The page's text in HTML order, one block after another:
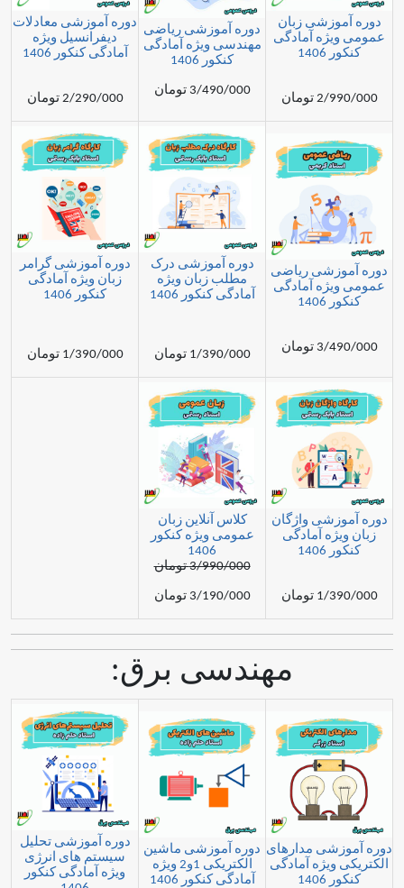
زبان
آمادگی
دوره آموزشی ریاضی
مهندسی ویژه آمادگی
کنکور 1406
3/490/000 تومان
دوره آموزشی معادلات
دیفرانسیل ویژه
آمادگی کنکور 1406
2/290/000 تومان
ریاضی
آمادگی
دوره آموزشی درک
مطلب زبان ویژه
آمادگی کنکور 1406
1/390/000 تومان
دوره آموزشی گرامر
زبان ویژه آمادگی
کنکور 1406
1/390/000 تومان
واژگان
آمادگی
کلاس آنلاین زبان
عمومی ویژه کنکور
3/190/000 تومان
مهندسی برق:
مدارهای
آمادگی
دوره آموزشی ماشین
الکتریکی 1و2 ویژه
آمادگی کنکور 1406
دوره آموزشی تحلیل
سیستم های انرژی
ویژه آمادگی کنکور